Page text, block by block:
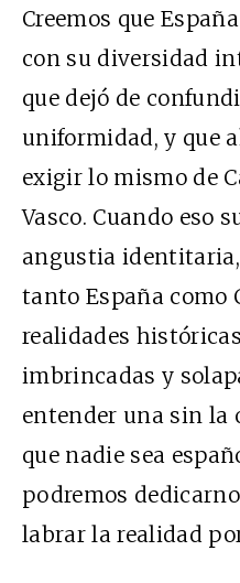
Creemos que
con su diversidad
que dejó de
uniformidad, y que
exigir lo mismo de
Vasco. Cuando eso
angustia
tanto España como
realidades
imbrincadas y
entender una sin la
que nadie sea
podremos
labrar la realidad